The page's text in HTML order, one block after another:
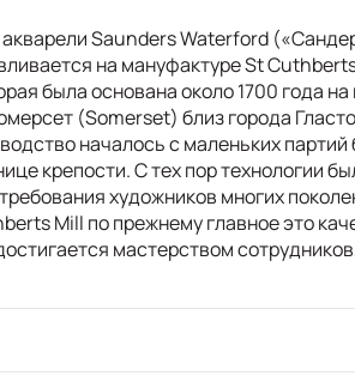
Saunders Waterford
на мануфактуре St
была основана около 1700 года
(Somerset) близ города
началось с маленьких партий
крепости. С тех пор технологии
художников многих
Mill по прежнему главное это
мастерством